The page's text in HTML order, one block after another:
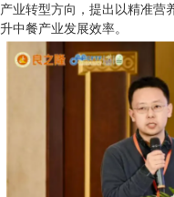
产业转型方向，提出以精准营
升中餐产业发展效率。